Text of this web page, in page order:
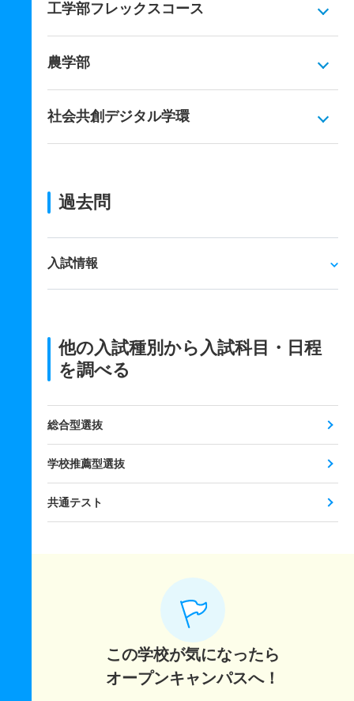
工学部フレックスコース
農学部
社会共創デジタル学環
過去問
入試情報
他の入試種別から入試科目・日程
を調べる
総合型選抜
学校推薦型選抜
共通テスト
この学校が気になったら
オープンキャンパスへ！